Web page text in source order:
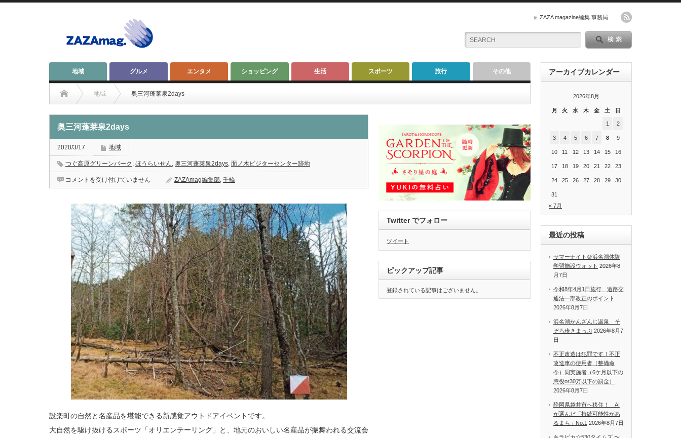
ZAZA magazine編集 事務局
地域 グルメ エンタメ ショッピング 生活 スポーツ 旅行 その他
地域 奥三河蓬莱泉2days
奥三河蓬莱泉2days
2020/3/17 地域
つぐ高原グリーンパーク , ほうらいせん, 奥三河蓬莱泉2days, 面ノ木ビジターセンター跡地
奥
2days
コメントを受け付けていません ZAZAmag編集部, 千輪
設楽町の自然と名産品を堪能できる新感覚アウトドアイベントです。
大自然を駆け抜けるスポーツ「オリエンテーリング」と、地元のおいしい名産品が振舞われる交流会
Twitter でフォロー
ツイート
ピックアップ記事
登録されている記事はございません。
アーカイブカレンダー
2026年8月
月 火 水 木 金 土 日
1 2
3 4 5 6 7 8 9
10 11 12 13 14 15 16
17 18 19 20 21 22 23
24 25 26 27 28 29 30
31
« 7月
最近の投稿
サマーナイト＠浜名湖体験
学習施設ウォット 2026年8
月7日
令和8年4月1日施行 道路交
通法一部改正のポイント
2026年8月7日
浜名湖かんざんじ温泉 そ
ぞろ歩きまっぷ 2026年8月7
日
不正改造は犯罪です！不正
改造車の使用者（整備命
令）同実施者（6ケ月以下の
懲役or30万以下の罰金）
2026年8月7日
静岡県袋井市へ移住！ AI
が選んだ「持続可能性があ
るまち」No.1 2026年8月7日